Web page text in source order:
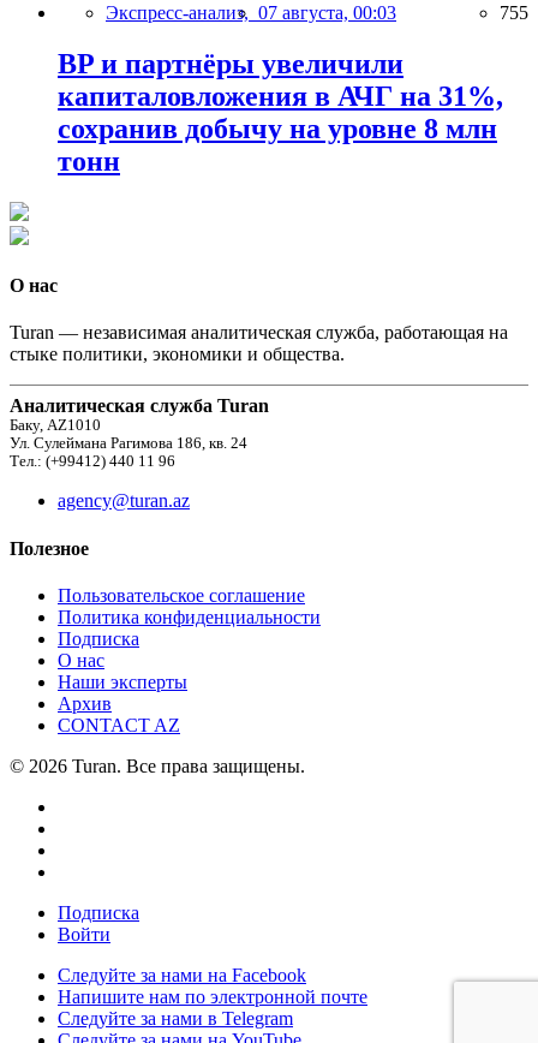
Экспресс-анализ, 07 августа, 00:03 755
BP и партнёры увеличили
капиталовложения в АЧГ на 31%,
сохранив добычу на уровне 8 млн
тонн
О нас
Turan — независимая аналитическая служба, работающая на
стыке политики, экономики и общества.
Аналитическая служба Turan
Баку, AZ1010
Ул. Сулеймана Рагимова 186, кв. 24
Тел.: (+99412) 440 11 96
agency@turan.az
Полезное
Пользовательское соглашение
Политика конфиденциальности
Подписка
О нас
Наши эксперты
Архив
CONTACT AZ
© 2026 Turan. Все права защищены.
Подписка
Войти
Следуйте за нами на Facebook
Напишите нам по электронной почте
Следуйте за нами в Telegram